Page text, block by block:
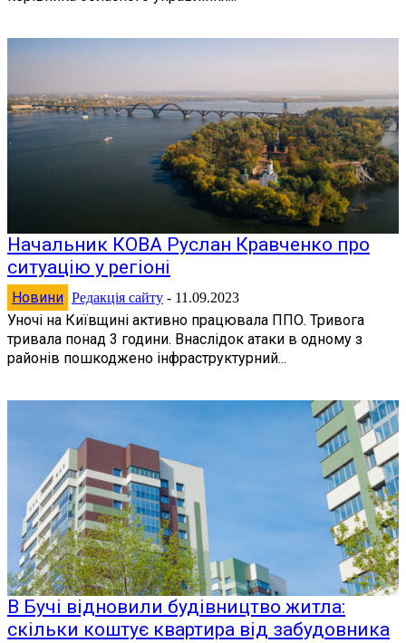
Начальник КОВА Руслан Кравченко про
ситуацію у регіоні
Новини Редакція сайту - 11.09.2023
Уночі на Київщині активно працювала ППО. Тривога
тривала понад 3 години. Внаслідок атаки в одному з
районів пошкоджено інфраструктурний...
В Бучі відновили будівництво житла:
скільки коштує квартира від забудовника